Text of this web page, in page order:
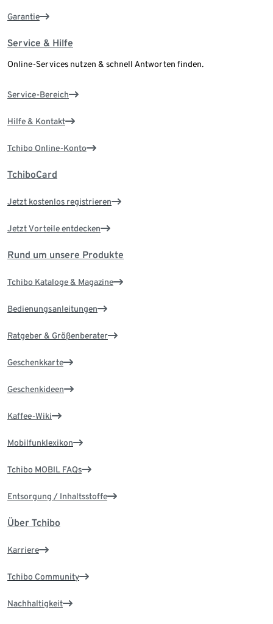
Garantie
Service & Hilfe
Online-Services nutzen & schnell Antworten finden.
Service-Bereich
Hilfe & Kontakt
Tchibo Online-Konto
TchiboCard
Jetzt kostenlos registrieren
Jetzt Vorteile entdecken
Rund um unsere Produkte
Tchibo Kataloge & Magazine
Bedienungsanleitungen
Ratgeber & Größenberater
Geschenkkarte
Geschenkideen
Kaffee-Wiki
Mobilfunklexikon
Tchibo MOBIL FAQs
Entsorgung / Inhaltsstoffe
Über Tchibo
Karriere
Tchibo Community
Nachhaltigkeit